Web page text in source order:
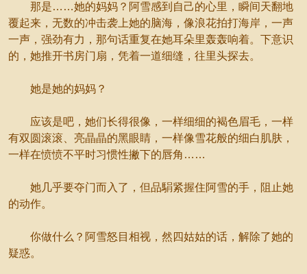
那是……她的妈妈？阿雪感到自己的心里，瞬间天翻地
覆起来，无数的冲击袭上她的脑海，像浪花拍打海岸，一声
一声，强劲有力，那句话重复在她耳朵里轰轰响着。下意识
的，她推开书房门扇，凭着一道细缝，往里头探去。
她是她的妈妈？
应该是吧，她们长得很像，一样细细的褐色眉毛，一样
有双圆滚滚、亮晶晶的黑眼睛，一样像雪花般的细白肌肤，
一样在愤愤不平时习惯性撇下的唇角……
她几乎要夺门而入了，但品駽紧握住阿雪的手，阻止她
的动作。
你做什么？阿雪怒目相视，然四姑姑的话，解除了她的
疑惑。